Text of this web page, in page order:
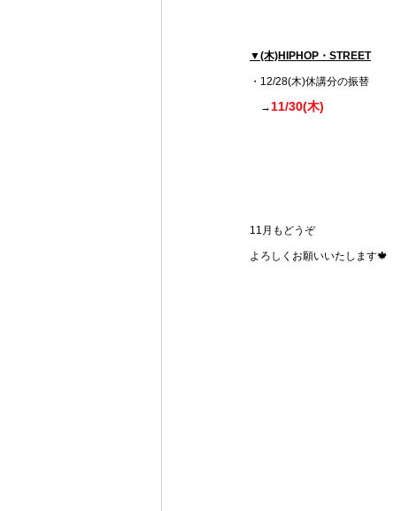
▼(木)HIPHOP・STREET
・12/28(木)休講分の振替
→ 11/30(木)
11月もどうぞ
よろしくお願いいたします🍁